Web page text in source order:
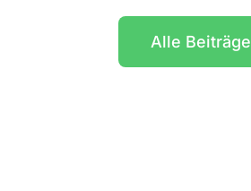
Alle Beiträge